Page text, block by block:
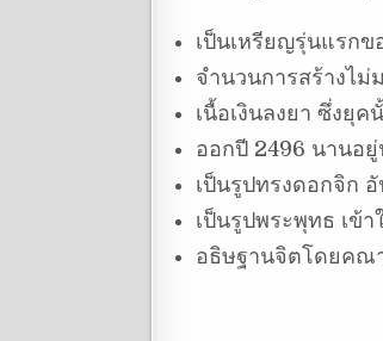
เป็นเหรียญรุ่นแรก
จำนวนการสร้างไม่
เนื้อเงินลงยา ซึ่งยุ
ออกปี 2496 นานอ
เป็นรูปทรงดอกจิก
เป็นรูปพระพุทธ เข้
อธิษฐานจิตโดยคณ